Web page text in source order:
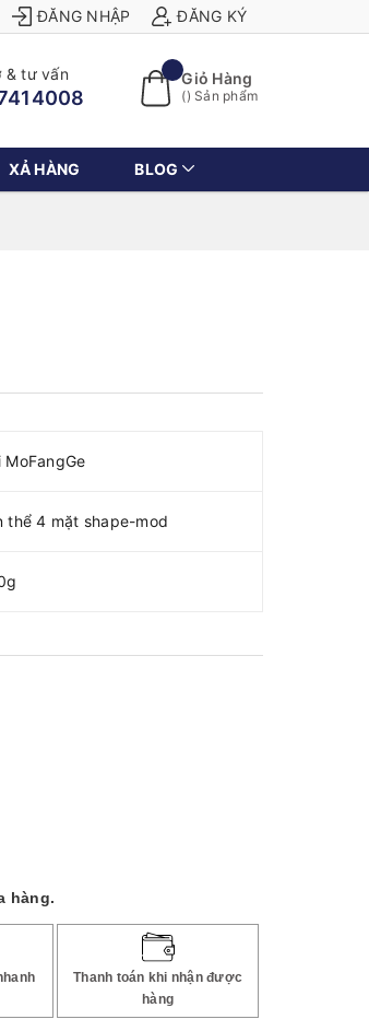
ĐĂNG NHẬP ĐĂNG KÝ
& tư vấn Giỏ Hàng
() Sản phẩm
XẢ HÀNG BLOG
MoFangGe
thể 4 mặt shape-mod
hàng.
Thanh toán khi nhận được
hàng